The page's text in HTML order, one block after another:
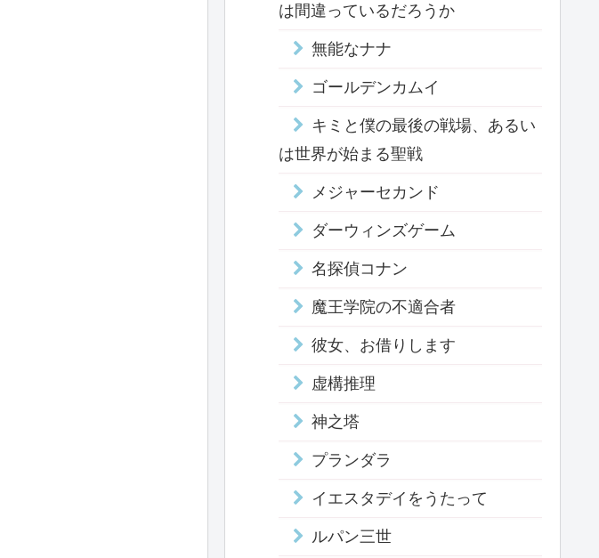
は間違っているだろうか
無能なナナ
ゴールデンカムイ
キミと僕の最後の戦場、あるい
は世界が始まる聖戦
メジャーセカンド
ダーウィンズゲーム
名探偵コナン
魔王学院の不適合者
彼女、お借りします
虚構推理
神之塔
プランダラ
イエスタデイをうたって
ルパン三世